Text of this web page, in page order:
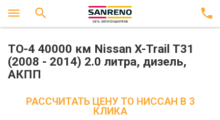
ТО-4 40000 км Nissan X-Trail T31
(2008 - 2014) 2.0 литра, дизель,
АКПП
РАССЧИТАТЬ ЦЕНУ ТО НИССАН В 3
КЛИКА